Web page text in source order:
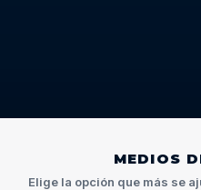
MEDIOS
Elige la opción que más se